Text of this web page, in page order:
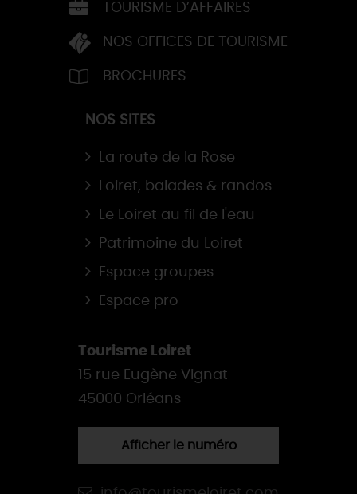
TOURISME D’AFFAIRES
NOS OFFICES DE TOURISME
BROCHURES
NOS SITES
La route de la Rose
Loiret, balades & randos
Le Loiret au fil de l'eau
Patrimoine du Loiret
Espace groupes
Espace pro
Tourisme Loiret
15 rue Eugène Vignat
45000 Orléans
Afficher le numéro